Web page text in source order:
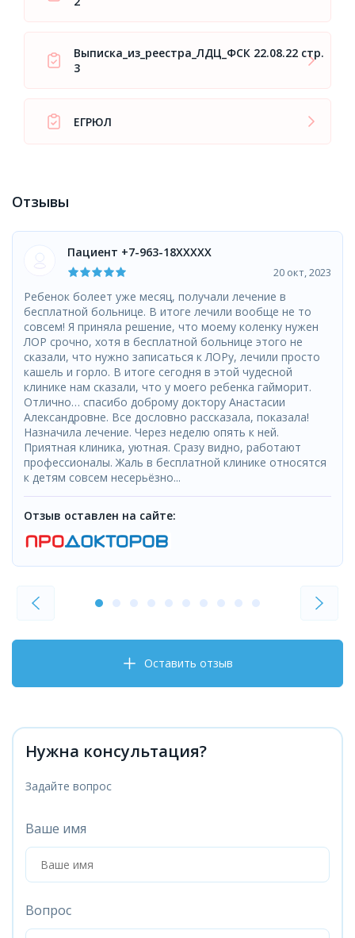
Выписка_из_реестра_ЛДЦ_ФСК 22.08.22 стр.
3
ЕГРЮЛ
Отзывы
Пациент +7-963-18XXXXX
20 окт, 2023
Ребенок болеет уже месяц, получали лечение в
бесплатной больнице. В итоге лечили вообще не то
совсем! Я приняла решение, что моему коленку нужен
ЛОР срочно, хотя в бесплатной больнице этого не
сказали, что нужно записаться к ЛОРу, лечили просто
кашель и горло. В итоге сегодня в этой чудесной
клинике нам сказали, что у моего ребенка гайморит.
Отлично… спасибо доброму доктору Анастасии
Александровне. Все дословно рассказала, показала!
Назначила лечение. Через неделю опять к ней.
Приятная клиника, уютная. Сразу видно, работают
профессионалы. Жаль в бесплатной клинике относятся
к детям совсем несерьёзно...
Отзыв оставлен на сайте:
Оставить отзыв
Нужна консультация?
Задайте вопрос
Ваше имя
Вопрос